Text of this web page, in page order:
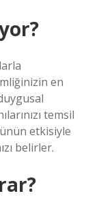
en
temsil
etkisiyle
belirler.